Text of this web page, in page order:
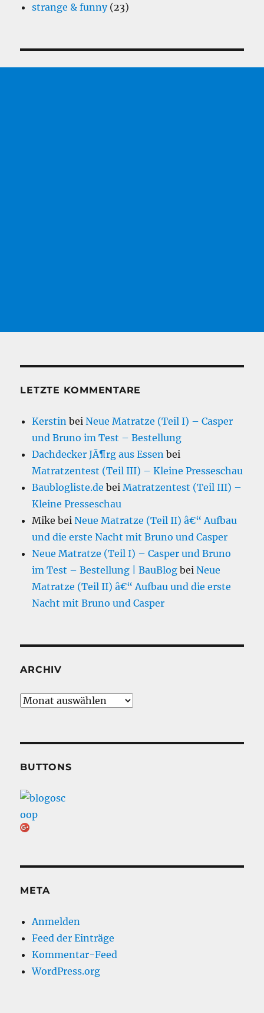
strange & funny(23)
LETZTE KOMMENTARE
Kerstin beiNeue Matratze (Teil I) – Casper
und Bruno im Test – Bestellung
Dachdecker JÃ¶rg aus Essen bei
Matratzentest (Teil III) – Kleine Presseschau
Baublogliste.de beiMatratzentest (Teil III) –
Kleine Presseschau
Mike beiNeue Matratze (Teil II) â€“ Aufbau
und die erste Nacht mit Bruno und Casper
Neue Matratze (Teil I) – Casper und Bruno
im Test – Bestellung | BauBlog beiNeue
Matratze (Teil II) â€“ Aufbau und die erste
Nacht mit Bruno und Casper
ARCHIV
Archiv
BUTTONS
META
Anmelden
Feed der Einträge
Kommentar-Feed
WordPress.org